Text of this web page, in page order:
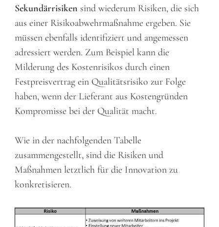
Sekundärrisiken sind wiederum Risiken, die sich
aus einer Risikoabwehrmaßnahme ergeben. Sie
müssen ebenfalls identifiziert und angemessen
adressiert werden. Zum Beispiel kann die
Milderung des Kostenrisikos durch einen
Festpreisvertrag ein Qualitätsrisiko zur Folge
haben, wenn der Lieferant aus Kostengründen
Kompromisse bei der Qualität macht.
Wie in der nachfolgenden Tabelle
zusammengestellt, sind die Risiken und
Maßnahmen letztlich für die Innovation zu
konkretisieren.